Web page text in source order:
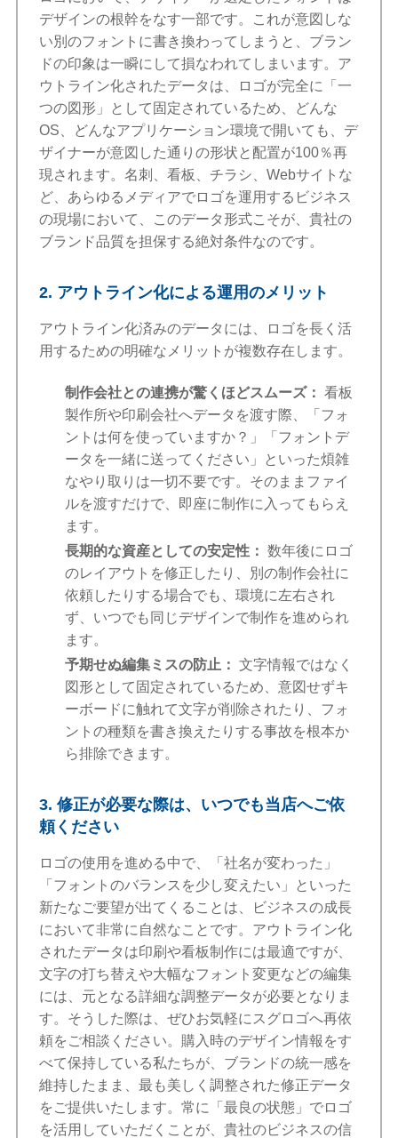
デザインの根幹をなす一部です。これが意図しな
い別のフォントに書き換わってしまうと、ブラン
ドの印象は一瞬にして損なわれてしまいます。ア
ウトライン化されたデータは、ロゴが完全に「一
つの図形」として固定されているため、どんな
OS、どんなアプリケーション環境で開いても、デ
ザイナーが意図した通りの形状と配置が100％再
現されます。名刺、看板、チラシ、Webサイトな
ど、あらゆるメディアでロゴを運用するビジネス
の現場において、このデータ形式こそが、貴社の
ブランド品質を担保する絶対条件なのです。
2. アウトライン化による運用のメリット
アウトライン化済みのデータには、ロゴを長く活
用するための明確なメリットが複数存在します。
制作会社との連携が驚くほどスムーズ： 看板
製作所や印刷会社へデータを渡す際、「フォ
ントは何を使っていますか？」「フォントデ
ータを一緒に送ってください」といった煩雑
なやり取りは一切不要です。そのままファイ
ルを渡すだけで、即座に制作に入ってもらえ
ます。
長期的な資産としての安定性： 数年後にロゴ
のレイアウトを修正したり、別の制作会社に
依頼したりする場合でも、環境に左右され
ず、いつでも同じデザインで制作を進められ
ます。
予期せぬ編集ミスの防止： 文字情報ではなく
図形として固定されているため、意図せずキ
ーボードに触れて文字が削除されたり、フォ
ントの種類を書き換えたりする事故を根本か
ら排除できます。
3. 修正が必要な際は、いつでも当店へご依
頼ください
ロゴの使用を進める中で、「社名が変わった」
「フォントのバランスを少し変えたい」といった
新たなご要望が出てくることは、ビジネスの成長
において非常に自然なことです。アウトライン化
されたデータは印刷や看板制作には最適ですが、
文字の打ち替えや大幅なフォント変更などの編集
には、元となる詳細な調整データが必要となりま
す。そうした際は、ぜひお気軽にスグロゴへ再依
頼をご相談ください。購入時のデザイン情報をす
べて保持している私たちが、ブランドの統一感を
維持したまま、最も美しく調整された修正データ
をご提供いたします。常に「最良の状態」でロゴ
を活用していただくことが、貴社のビジネスの信